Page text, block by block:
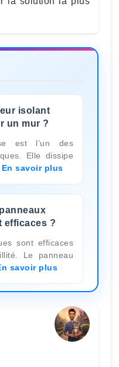
isolant
un mur ?
est l’un des
Elle dissipe
En savoir plus
efficaces ?
sont efficaces
Le panneau
savoir plus